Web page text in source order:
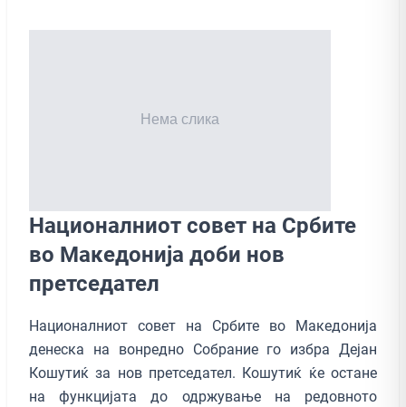
Националниот совет на Србите
во Македонија доби нов
претседател
Националниот совет на Србите во Македонија
денеска на вонредно Собрание го избра Дејан
Кошутиќ за нов претседател. Кошутиќ ќе остане
на функцијата до одржување на редовното